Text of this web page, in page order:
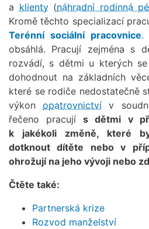
a klienty(náhradní rodinná
Kromě těchto specializací
Terénní sociální pracovnice.
obsáhlá. Pracují zejména s
rozvádí, s dětmi u kterých
dohodnout na základních
které se rodiče nedostatečně
výkonopatrovnictví v
řečeno pracujís dětmi v
k jakékoli změně, které
dotknout dítěte nebo v
ohrožují na jeho vývoji nebo
Čtěte také:
Partnerská krize
Rozvod manželství